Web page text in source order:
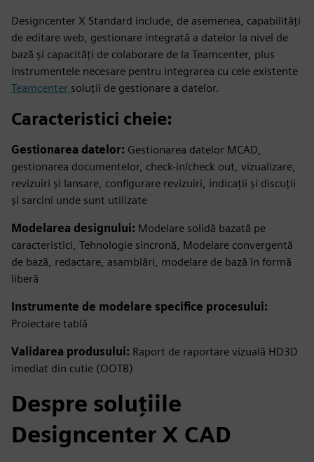
Designcenter X Standard include, de asemenea, capabilități
de editare web, gestionare integrată a datelor la nivel de
bază și capacități de colaborare de la Teamcenter, plus
instrumentele necesare pentru integrarea cu cele existente
Teamcenter soluții de gestionare a datelor.
Caracteristici cheie:
Gestionarea datelor: Gestionarea datelor MCAD,
gestionarea documentelor, check-in/check out, vizualizare,
revizuiri și lansare, configurare revizuiri, indicații și discuții
și sarcini unde sunt utilizate
Modelarea designului: Modelare solidă bazată pe
caracteristici, Tehnologie sincronă, Modelare convergentă
de bază, redactare, asamblări, modelare de bază în formă
liberă
Instrumente de modelare specifice procesului:
Proiectare tablă
Validarea produsului: Raport de raportare vizuală HD3D
imediat din cutie (OOTB)
Despre soluţiile
Designcenter X CAD